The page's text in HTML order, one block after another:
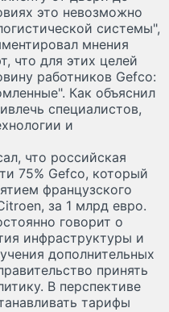
это невозможно
системы",
мнения
что для этих целей
работников Gefco:
Как объяснил
специалистов,
и
что российская
75% Gefco, который
французского
за 1 млрд евро.
говорит о
инфраструктуры и
дополнительных
принять
В перспективе
тарифы